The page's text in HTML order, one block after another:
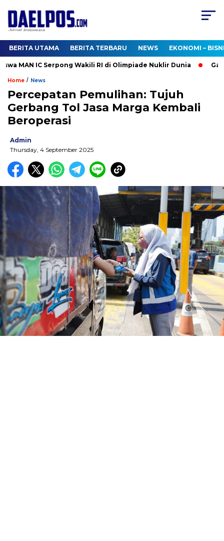
BERITA UTAMA BERITA TERBARU NEWS EKONOMI –
MAN IC Serpong Wakili RI di Olimpiade Nuklir Dunia
Home / News
Percepatan Pemulihan: Tujuh
Gerbang Tol Jasa Marga Kembali
Beroperasi
Admin
Thursday, 4 September 2025